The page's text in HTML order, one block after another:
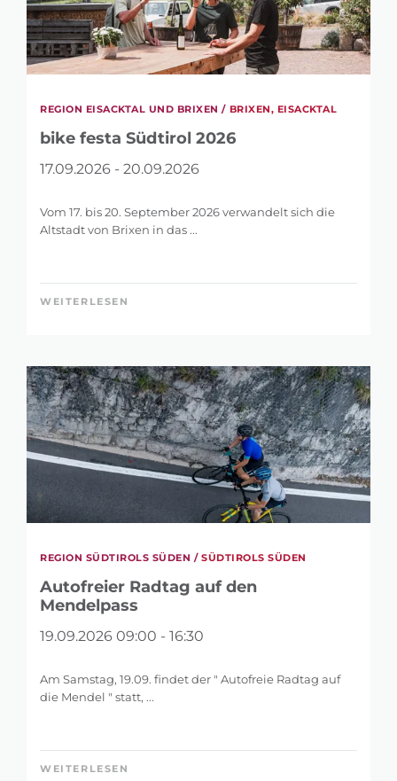
REGION EISACKTAL UND BRIXEN / BRIXEN, EISACKTAL
bike festa Südtirol 2026
17.09.2026 - 20.09.2026
Vom 17. bis 20. September 2026 verwandelt sich die
Altstadt von Brixen in das ...
WEITERLESEN
REGION SÜDTIROLS SÜDEN / SÜDTIROLS SÜDEN
Autofreier Radtag auf den
Mendelpass
19.09.2026 09:00 - 16:30
Am Samstag, 19.09. findet der " Autofreie Radtag auf
die Mendel " statt, ...
WEITERLESEN